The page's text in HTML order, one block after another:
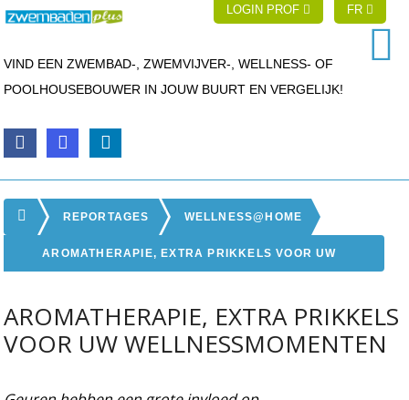
LOGIN PROF FR
VIND EEN ZWEMBAD-, ZWEMVIJVER-, WELLNESS- OF
POOLHOUSEBOUWER IN JOUW BUURT EN VERGELIJK!
REPORTAGES WELLNESS@HOME
AROMATHERAPIE, EXTRA PRIKKELS VOOR UW
AROMATHERAPIE, EXTRA PRIKKELS
VOOR UW WELLNESSMOMENTEN